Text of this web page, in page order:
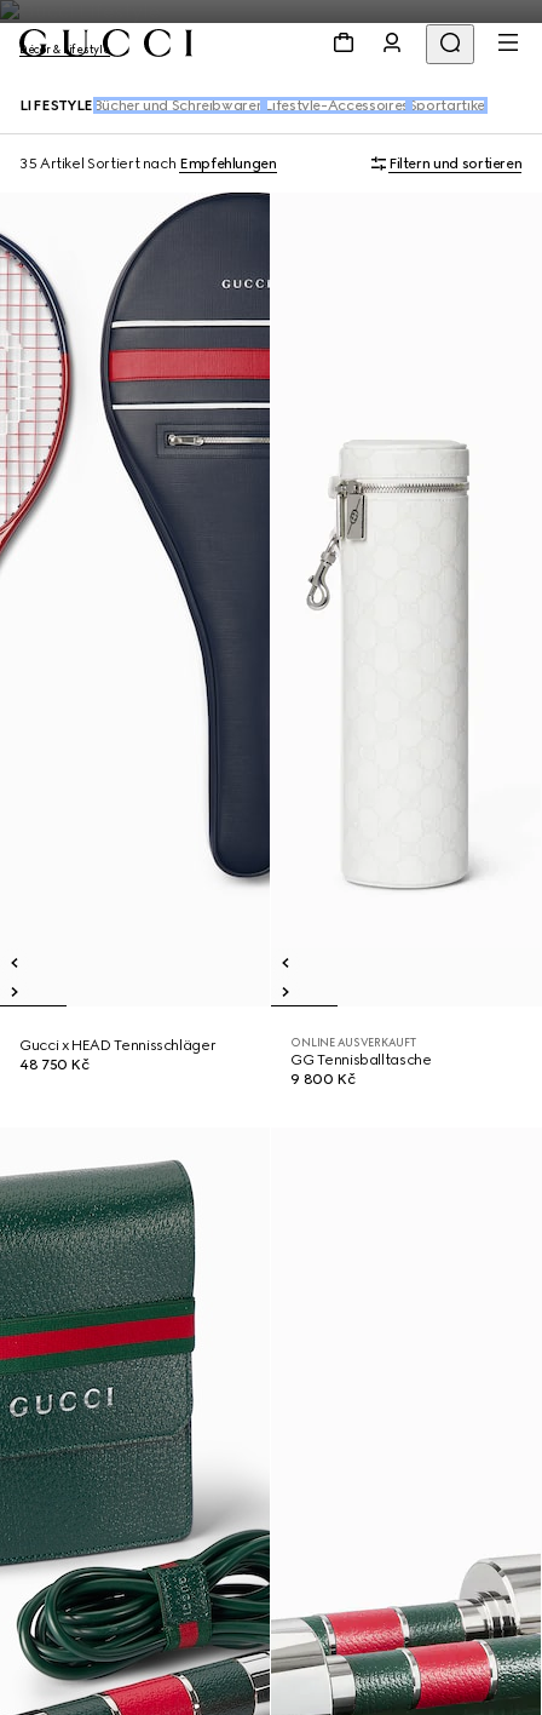
Décor & Lifestyle
LIFESTYLE Bücher und Schreibwaren Lifestyle-Accessoires Sportartikel
35 Artikel Sortiert nach Empfehlungen Filtern und sortieren
Gucci x HEAD Tennisschläger
48 750 Kč
ONLINE AUSVERKAUFT
GG Tennisballtasche
9 800 Kč